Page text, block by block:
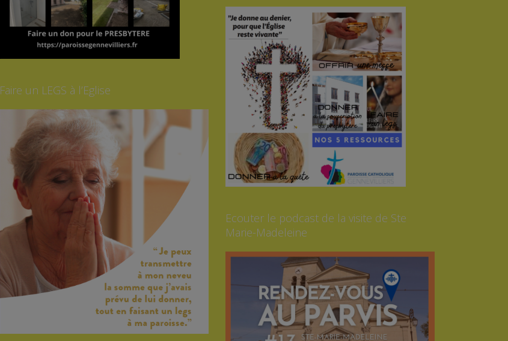
Faire un LEGS à l’Eglise
Ecouter le podcast de la visite de Ste
Marie-Madeleine